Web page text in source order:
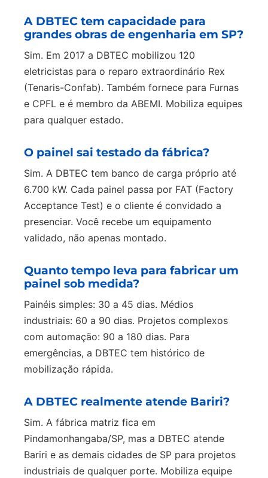
A DBTEC tem capacidade para
grandes obras de engenharia em SP?
Sim. Em 2017 a DBTEC mobilizou 120
eletricistas para o reparo extraordinário Rex
(Tenaris-Confab). Também fornece para Furnas
e CPFL e é membro da ABEMI. Mobiliza equipes
para qualquer estado.
O painel sai testado da fábrica?
Sim. A DBTEC tem banco de carga próprio até
6.700 kW. Cada painel passa por FAT (Factory
Acceptance Test) e o cliente é convidado a
presenciar. Você recebe um equipamento
validado, não apenas montado.
Quanto tempo leva para fabricar um
painel sob medida?
Painéis simples: 30 a 45 dias. Médios
industriais: 60 a 90 dias. Projetos complexos
com automação: 90 a 180 dias. Para
emergências, a DBTEC tem histórico de
mobilização rápida.
A DBTEC realmente atende Bariri?
Sim. A fábrica matriz fica em
Pindamonhangaba/SP, mas a DBTEC atende
Bariri e as demais cidades de SP para projetos
industriais de qualquer porte. Mobiliza equipe